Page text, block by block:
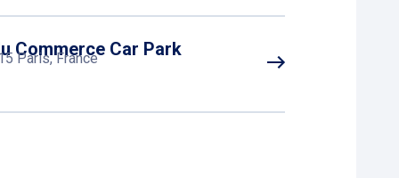
Commerce Car Park
Paris, France
Park